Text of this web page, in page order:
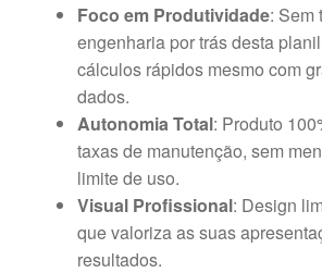
Foco em Produtividade: Sem
engenharia por trás desta
cálculos rápidos mesmo com
dados.
Autonomia Total: Produto
taxas de manutenção, sem
limite de uso.
Visual Profissional: Design
que valoriza as suas
resultados.